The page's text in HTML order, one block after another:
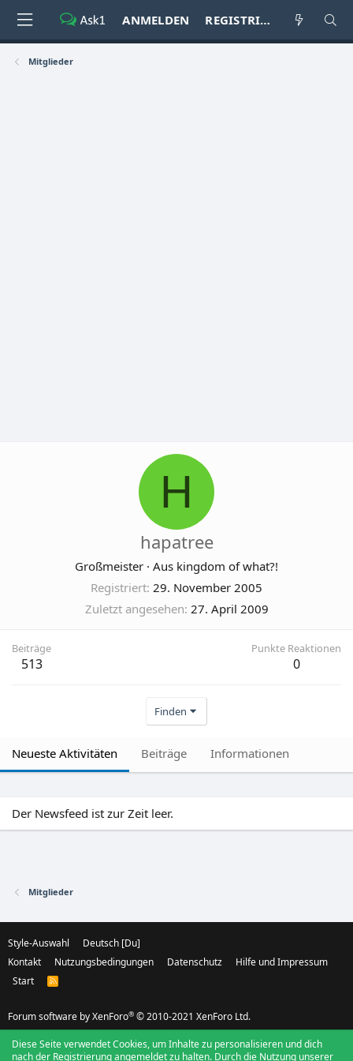
ANMELDEN REGISTRIEREN
Mitglieder
H
hapatree
Großmeister · Aus kingdom of what?!
Registriert 29. November 2005
Zuletzt angesehen 27. April 2009
Beiträge
513
Punkte Reaktionen
0
Finden
Neueste Aktivitäten Beiträge Informationen
Der Newsfeed ist zur Zeit leer.
Mitglieder
Style-Auswahl
Deutsch [Du]
Kontakt
Nutzungsbedingungen Datenschutz
Hilfe und Impressum
Start
R
S
Forum software by XenForo® © 2010-2021 XenForo Ltd.
Diese Seite verwendet Cookies, um Inhalte zu personalisieren und dich
nach der Registrierung angemeldet zu halten. Durch die Nutzung unserer